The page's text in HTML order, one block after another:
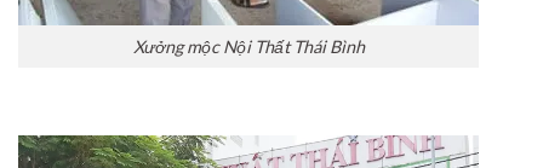
Xưởng mộc Nội Thất Thái Bình